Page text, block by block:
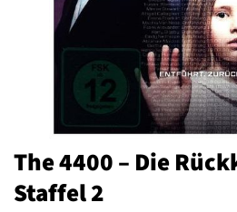
The 4400 – Die
Staffel 2